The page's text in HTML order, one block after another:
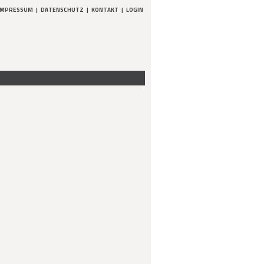
| DATENSCHUTZ | KONTAKT | LOGIN